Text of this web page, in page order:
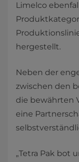
Limelco
hergestellt.
Neben der
zwischen den
die bewährten
eine
„Tetra Pak bot